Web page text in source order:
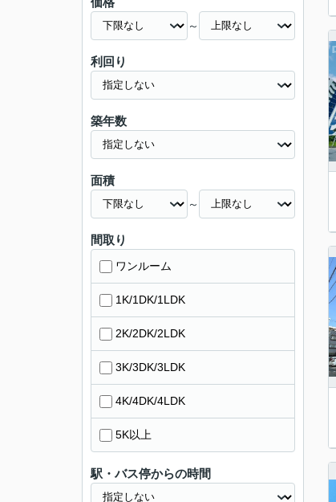
～
利回り
築年数
面積
～
間取り
ワンルーム
1K/1DK/1LDK
2K/2DK/2LDK
3K/3DK/3LDK
4K/4DK/4LDK
5K以上
駅・バス停からの時間